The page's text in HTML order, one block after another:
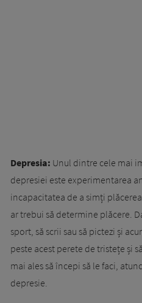
Depresia: Unul dintre cele mai
depresiei este experimentarea
incapacitatea de a simți
ar trebui să determine plăcere.
sport, să scrii sau să pictezi și
peste acest perete de tristețe și
mai ales să începi să le faci,
depresie.